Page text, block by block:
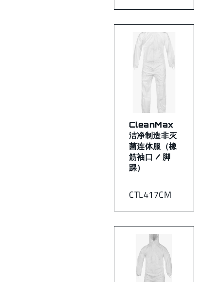
CTL417CM
CleanMax
洁净制造非灭
菌连体服（橡
筋袖口 / 脚
踝）